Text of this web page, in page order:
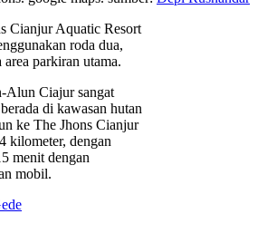
Cianjur Aquatic Resort
roda dua,
parkiran utama.
Alun Ciajur sangat
di kawasan hutan
ke The Jhons Cianjur
kilometer, dengan
menit dengan
mobil.